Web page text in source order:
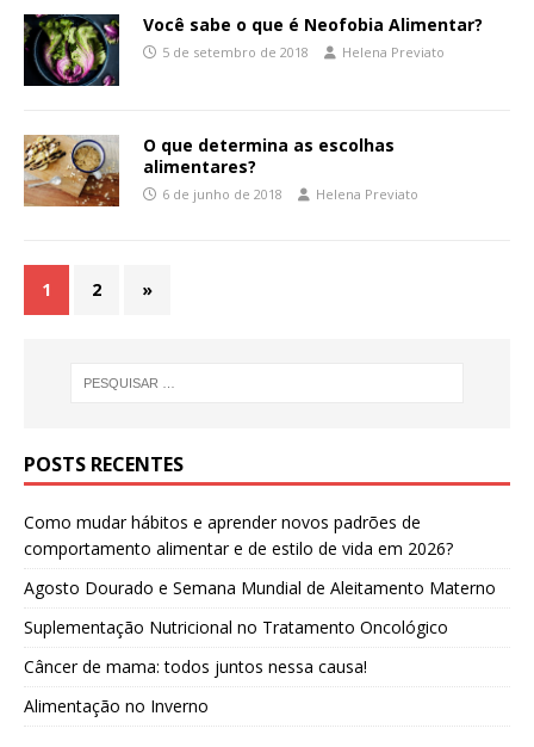
Você sabe o que é Neofobia Alimentar?
5 de setembro de 2018 Helena Previato
O que determina as escolhas
alimentares?
6 de junho de 2018 Helena Previato
1 2 »
POSTS RECENTES
Como mudar hábitos e aprender novos padrões de
comportamento alimentar e de estilo de vida em 2026?
Agosto Dourado e Semana Mundial de Aleitamento Materno
Suplementação Nutricional no Tratamento Oncológico
Câncer de mama: todos juntos nessa causa!
Alimentação no Inverno